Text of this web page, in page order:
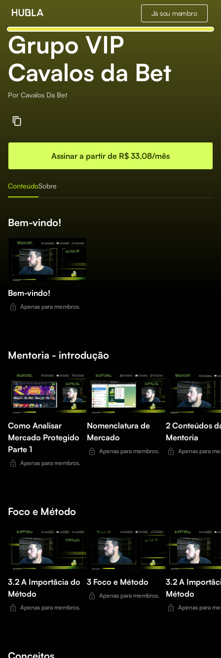
Já sou membro
Grupo VIP
Cavalos da Bet
Por Cavalos Da Bet
Assinar a partir de R$ 33,08/mês
ConteúdoSobre
Bem-vindo!
Bem-vindo!
Apenas para membros.
Mentoria - introdução
Como Analisar
Mercado Protegido
Parte 1
Apenas para membros.
Nomenclatura de
Mercado
Apenas para membros.
2 Conteúdos da
Mentoria
Apenas para
Foco e Método
3.2 A Importâcia do
Método
Apenas para membros.
3 Foco e Método
Apenas para membros.
3.2 A Importâcia do
Método
Apenas para